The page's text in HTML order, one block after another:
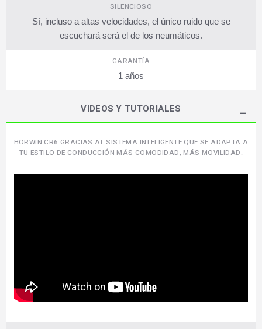
SILENCIOSO
Sí, incluso a altas velocidades, el único ruido que se
escuchará será el de los neumáticos.
GARANTÍA
1 años
VIDEOS Y TUTORIALES
HORWIN CR6 GRACIAS AL SISTEMA INTELIGENTE QUE SE ADAPTA A
TU ESTILO DE CONDUCCIÓN MÁS COMODIDAD, MÁS MOVILIDAD.